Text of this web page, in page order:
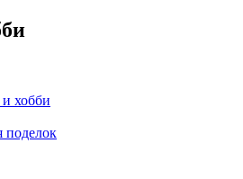
хобби
поделок